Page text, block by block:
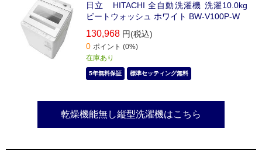
日立 HITACHI 全自動洗濯機 洗濯10.0kg
ビートウォッシュ ホワイト BW-V100P-W
130,968 円(税込)
0 ポイント (0%)
在庫あり
5年無料保証 標準セッティング無料
乾燥機能無し縦型洗濯機はこちら